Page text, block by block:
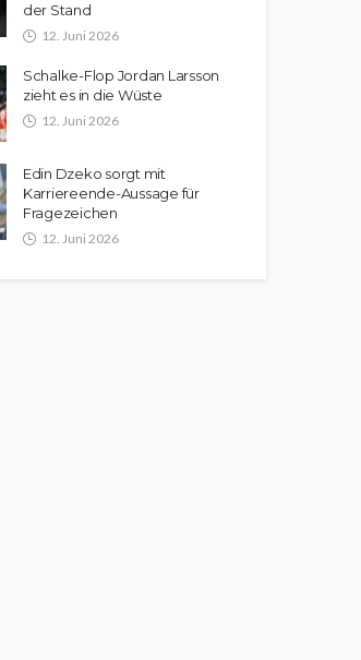
der Stand
12. Juni 2026
Schalke-Flop Jordan Larsson
zieht es in die Wüste
12. Juni 2026
Edin Dzeko sorgt mit
Karriereende-Aussage für
Fragezeichen
12. Juni 2026